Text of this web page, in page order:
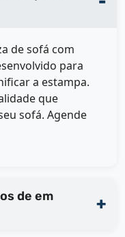
de sofá com
para
a estampa.
que
sofá. Agende
em